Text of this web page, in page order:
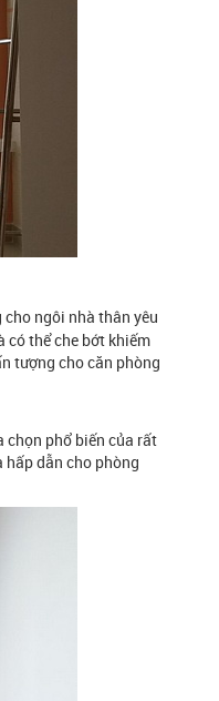
ngôi nhà thân yêu
có thể che bớt khiếm
tượng cho căn phòng
chọn phổ biến của rất
hấp dẫn cho phòng